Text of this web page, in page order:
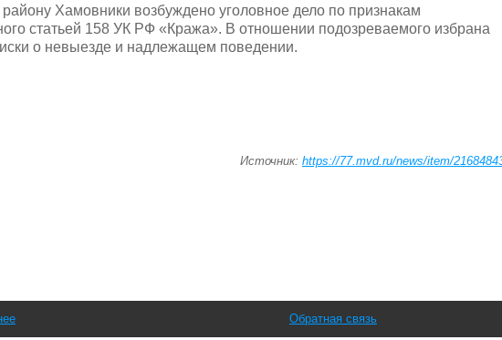
Хамовники возбуждено уголовное дело по признакам
статьей 158 УК РФ «Кража». В отношении подозреваемого избрана
о невыезде и надлежащем поведении.
Источник: https://77.mvd.ru/news/item/
Обратная связь